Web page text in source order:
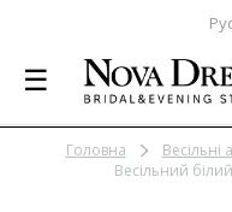
☰
Головна Весільні
Весільний